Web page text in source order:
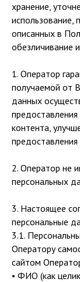
хранение,
использование,
описанных в
обезличивание
1. Оператор
получаемой от
данных
контента,
предоставления
2. Оператор не
персональных
3. Настоящее
персональные
3.1.
Оператору
сайтом
• ФИО (как